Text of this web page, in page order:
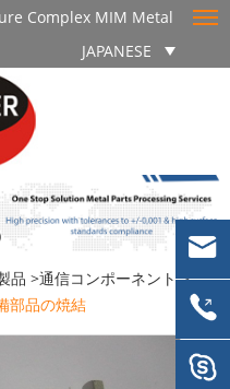
Complex MIM Metal
JAPANESE
品 >通信コンポーネント>
部品の焼結